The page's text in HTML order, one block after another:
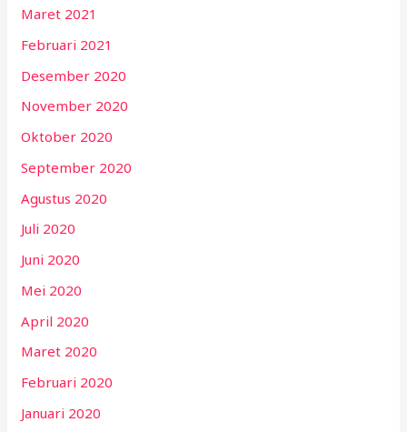
Maret 2021
Februari 2021
Desember 2020
November 2020
Oktober 2020
September 2020
Agustus 2020
Juli 2020
Juni 2020
Mei 2020
April 2020
Maret 2020
Februari 2020
Januari 2020